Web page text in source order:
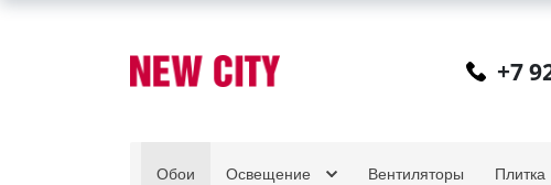
+7
Обои Освещение Вентиляторы Плитка